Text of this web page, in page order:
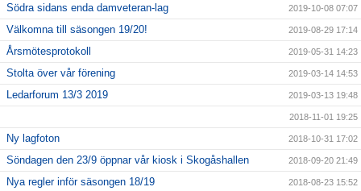
Södra sidans enda damveteran-lag 2019-10-08 07:07
Välkomna till säsongen 19/20! 2019-08-29 17:14
Årsmötesprotokoll 2019-05-31 14:23
Stolta över vår förening 2019-03-14 14:53
Ledarforum 13/3 2019 2019-03-13 19:48
2018-11-01 19:25
Ny lagfoton 2018-10-31 17:02
Söndagen den 23/9 öppnar vår kiosk i Skogåshallen 2018-09-20 21:49
Nya regler inför säsongen 18/19 2018-08-23 15:52